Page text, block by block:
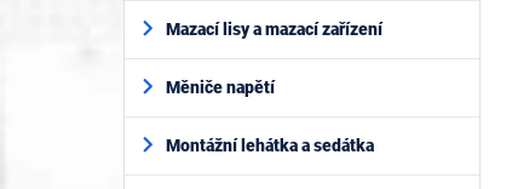
Mazací lisy a mazací zařízení
Měniče napětí
Montážní lehátka a sedátka